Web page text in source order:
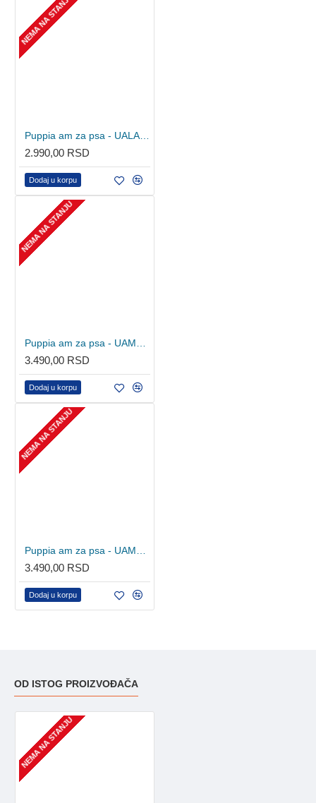
NEMA NA STANJU
2.990,00 RSD
Dodaj u korpu
NEMA NA STANJU
3.490,00 RSD
Dodaj u korpu
NEMA NA STANJU
3.490,00 RSD
Dodaj u korpu
OD ISTOG PROIZVOĐAČA
NEMA NA STANJU